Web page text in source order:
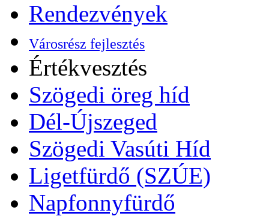
Rendezvények
Városrész fejlesztés
Értékvesztés
Szögedi öreg híd
Dél-Újszeged
Szögedi Vasúti Híd
Ligetfürdő (SZÚE)
Napfonnyfürdő